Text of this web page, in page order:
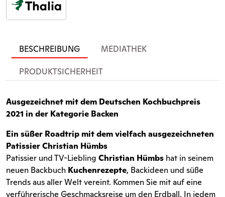
BESCHREIBUNG MEDIATHEK
PRODUKTSICHERHEIT
Ausgezeichnet mit dem Deutschen Kochbuchpreis
2021 in der Kategorie Backen
Ein süßer Roadtrip mit dem vielfach ausgezeichneten
Patissier Christian Hümbs
Patissier und TV-Liebling Christian Hümbs hat in seinem
neuen Backbuch Kuchenrezepte, Backideen und süße
Trends aus aller Welt vereint. Kommen Sie mit auf eine
verführerische Geschmacksreise um den Erdball. In jedem